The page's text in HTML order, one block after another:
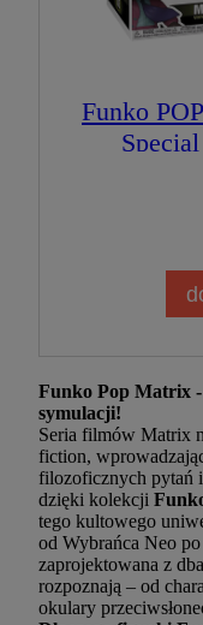
Funko
Funko Pop Matrix
symulacji!
Seria filmów Matrix
fiction,
filozoficznych pytań
dzięki kolekcji
tego kultowego
od Wybrańca Neo
zaprojektowana z
rozpoznają – od
okulary